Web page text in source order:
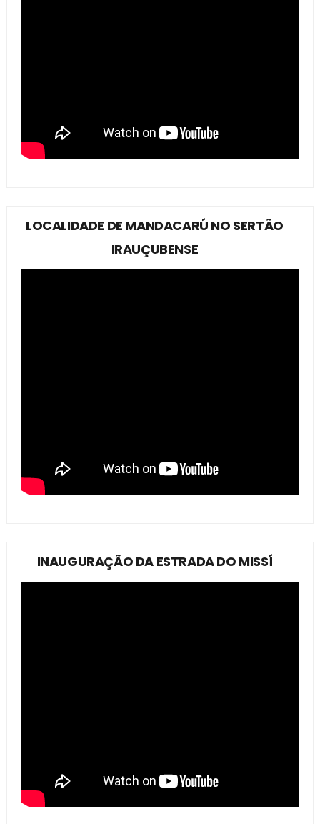
LOCALIDADE DE MANDACARÚ NO SERTÃO
IRAUÇUBENSE
INAUGURAÇÃO DA ESTRADA DO MISSÍ